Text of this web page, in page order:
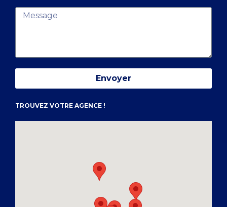
Envoyer
TROUVEZ VOTRE AGENCE !